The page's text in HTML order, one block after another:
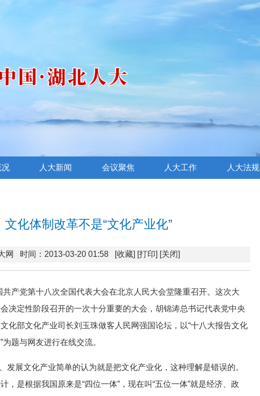
况 人大新闻 会议聚焦 人大工作 人大法规
文化体制改革不是“文化产业化”
网 时间：2013-03-20 01:58 [收藏] [打印] [关闭]
产党第十八次全国代表大会在北京人民大会堂隆重召开。这次大
决定性阶段召开的一次十分重要的大会，胡锦涛总书记代表党中央
化部文化产业司长刘玉珠做客人民网强国论坛，以“十八大报告文化
题与网友进行在线交流。
发展文化产业简单的认为就是把文化产业化，这种理解是错误的。
，是根据我国原来是“四位一体”，现在叫“五位一体”就是经济、政